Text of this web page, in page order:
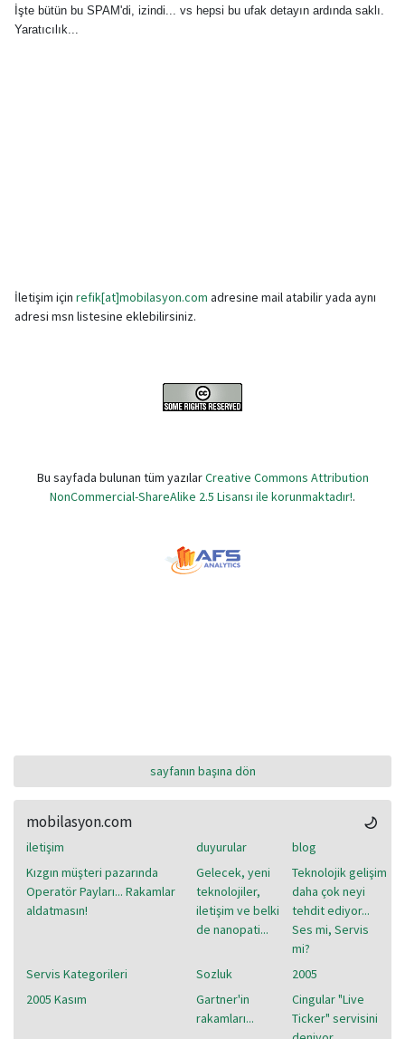
İşte bütün bu SPAM'di, izindi... vs hepsi bu ufak detayın ardında saklı.
Yaratıcılık...
İletişim için refik[at]mobilasyon.com adresine mail atabilir yada aynı
adresi msn listesine eklebilirsiniz.
Bu sayfada bulunan tüm yazılarCreative Commons Attribution
NonCommercial-ShareAlike 2.5 Lisansı ile korunmaktadır!.
sayfanın başına dön
mobilasyon.com
iletişim duyurular
blog
Kızgın müşteri pazarında
Operatör Payları... Rakamlar
aldatmasın!
Gelecek, yeni
teknolojiler,
iletişim ve belki
de nanopati...
Teknolojik gelişim
daha çok neyi
tehdit ediyor...
Ses mi, Servis
mi?
Servis Kategorileri
Sozluk
2005
2005 Kasım
Gartner'in
rakamları...
Cingular "Live
Ticker" servisini